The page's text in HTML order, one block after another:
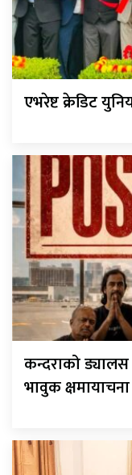
एभरेष्ट क्रेडिट
कन्दराको ड्यालस
भावुक क्षमायाचना